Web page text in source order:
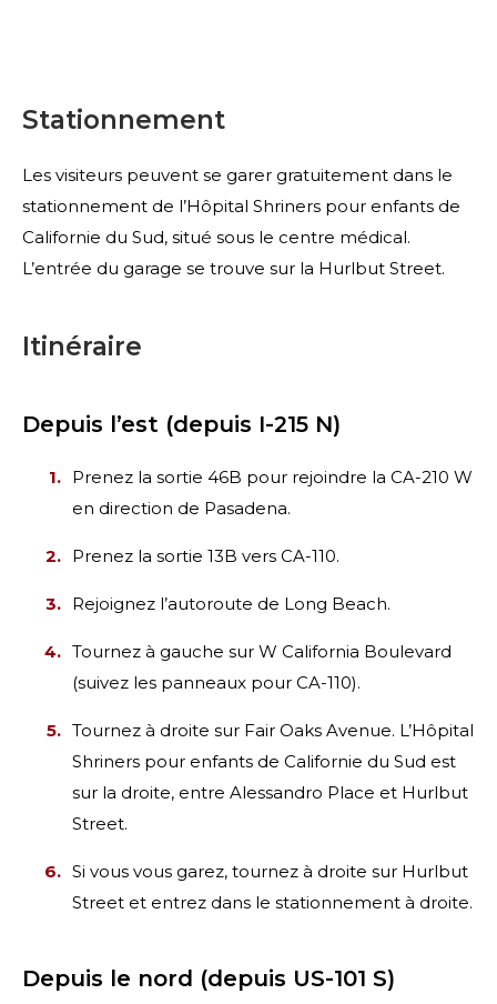
Stationnement
Les visiteurs peuvent se garer gratuitement dans le
stationnement de l’Hôpital Shriners pour enfants de
Californie du Sud, situé sous le centre médical.
L’entrée du garage se trouve sur la Hurlbut Street.
Itinéraire
Depuis l’est (depuis I-215 N)
Prenez la sortie 46B pour rejoindre la CA-210 W
en direction de Pasadena.
Prenez la sortie 13B vers CA-110.
Rejoignez l’autoroute de Long Beach.
Tournez à gauche sur W California Boulevard
(suivez les panneaux pour CA-110).
Tournez à droite sur Fair Oaks Avenue. L’Hôpital
Shriners pour enfants de Californie du Sud est
sur la droite, entre Alessandro Place et Hurlbut
Street.
Si vous vous garez, tournez à droite sur Hurlbut
Street et entrez dans le stationnement à droite.
Depuis le nord (depuis US-101 S)